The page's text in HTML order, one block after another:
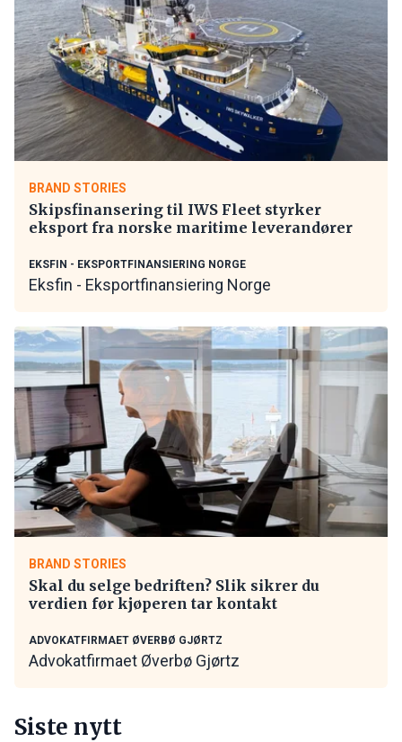
BRAND STORIES
Skipsfinansering til IWS Fleet styrker
eksport fra norske maritime leverandører
EKSFIN - EKSPORTFINANSIERING NORGE
Eksfin - Eksportfinansiering Norge
BRAND STORIES
Skal du selge bedriften? Slik sikrer du
verdien før kjøperen tar kontakt
ADVOKATFIRMAET ØVERBØ GJØRTZ
Advokatfirmaet Øverbø Gjørtz
Siste nytt